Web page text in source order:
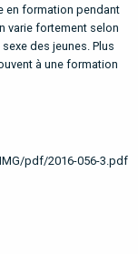
en formation pendant
varie fortement selon
des jeunes. Plus
à une formation
pdf/2016-056-3.pdf